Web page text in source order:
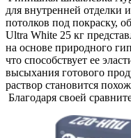
для внутренней отделки
потолков под покраску,
Ultra White 25 кг
на основе природного
что способствует ее
высыхания готового
раствор становится
Благодаря своей